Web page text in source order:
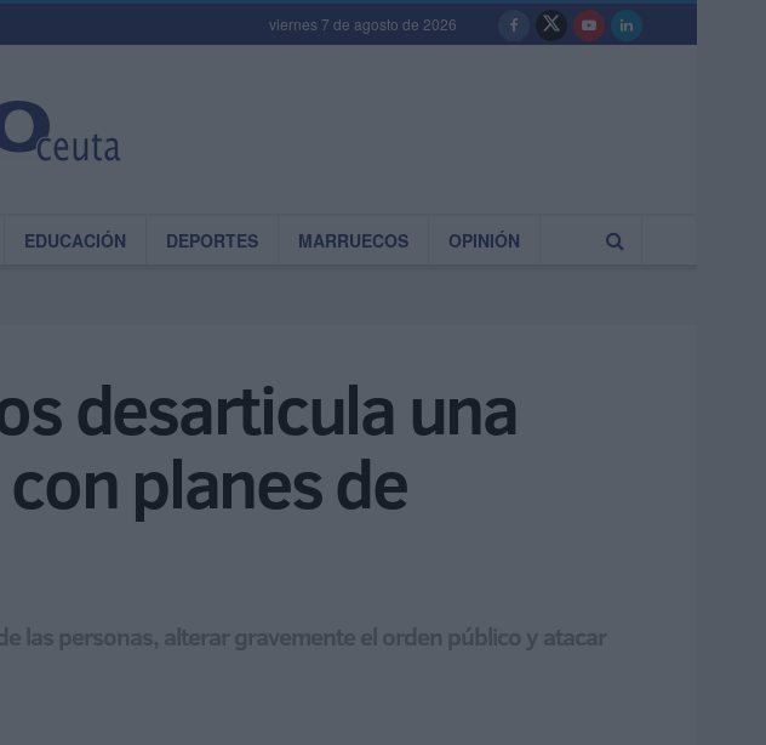
viernes 7 de agosto de 2026
EDUCACIÓN DEPORTES MARRUECOS OPINIÓN
desarticula una
planes de
las personas, alterar gravemente el orden público y atacar